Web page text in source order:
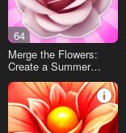
64
Merge the Flowers:
Create a Summer
Meadow!